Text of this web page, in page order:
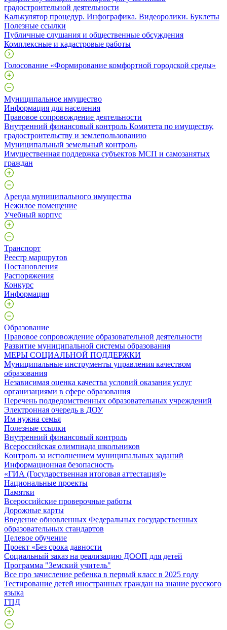
градостроительной деятельности
Калькулятор процедур. Инфографика. Видеоролики. Буклеты
Полезные ссылки
Публичные слушания и общественные обсуждения
Комплексные и кадастровые работы
Голосование «Формирование комфортной городской среды»
Муниципальное имущество
Информация для населения
Правовое сопровождение деятельности
Внутренний финансовый контроль Комитета по имуществу,
градостроительству и землепользованию
Муниципальный земельный контроль
Имущественная поддержка субъектов МСП и самозанятых
граждан
Аренда муниципального имущества
Нежилое помещение
Учебный корпус
Транспорт
Реестр маршрутов
Постановления
Распоряжения
Конкурс
Информация
Образование
Правовое сопровождение образовательной деятельности
Развитие муниципальной системы образования
МЕРЫ СОЦИАЛЬНОЙ ПОДДЕРЖКИ
Муниципальные инструменты управления качеством
образования
Независимая оценка качества условий оказания услуг
организациями в сфере образования
Перечень подведомственных образовательных учреждений
Электронная очередь в ДОУ
Им нужна семья
Полезные ссылки
Внутренний финансовый контроль
Всероссийская олимпиада школьников
Контроль за исполнением муниципальных заданий
Информационная безопасность
«ГИА (Государственная итоговая аттестация)»
Национальные проекты
Памятки
Всероссийские проверочные работы
Дорожные карты
Введение обновленных Федеральных государственных
образовательных стандартов
Целевое обучение
Проект «Без срока давности
Социальный заказ на реализацию ДООП для детей
Программа "Земский учитель"
Все про зачисление ребенка в первый класс в 2025 году
Тестирование детей иностранных граждан на знание русского
языка
ГПД